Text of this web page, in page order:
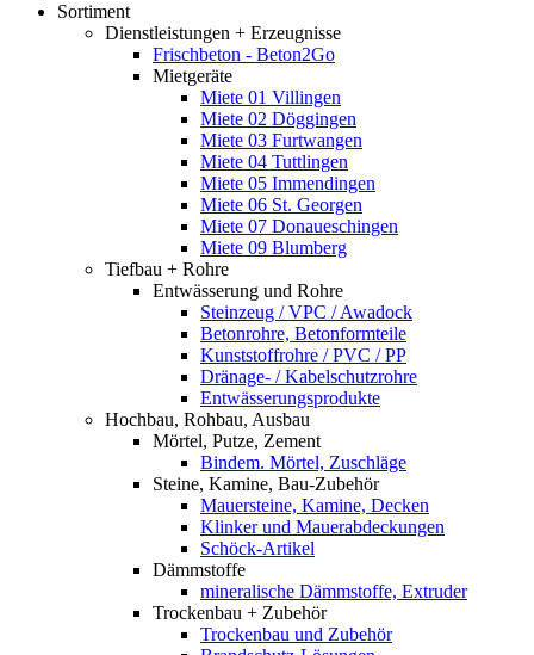
Sortiment
Dienstleistungen + Erzeugnisse
Frischbeton - Beton2Go
Mietgeräte
Miete 01 Villingen
Miete 02 Döggingen
Miete 03 Furtwangen
Miete 04 Tuttlingen
Miete 05 Immendingen
Miete 06 St. Georgen
Miete 07 Donaueschingen
Miete 09 Blumberg
Tiefbau + Rohre
Entwässerung und Rohre
Steinzeug / VPC / Awadock
Betonrohre, Betonformteile
Kunststoffrohre / PVC / PP
Dränage- / Kabelschutzrohre
Entwässerungsprodukte
Hochbau, Rohbau, Ausbau
Mörtel, Putze, Zement
Bindem. Mörtel, Zuschläge
Steine, Kamine, Bau-Zubehör
Mauersteine, Kamine, Decken
Klinker und Mauerabdeckungen
Schöck-Artikel
Dämmstoffe
mineralische Dämmstoffe, Extruder
Trockenbau + Zubehör
Trockenbau und Zubehör